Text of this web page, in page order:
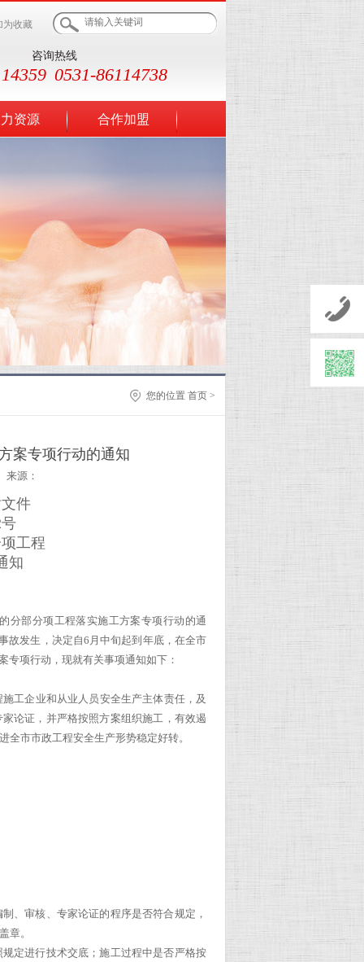
为收藏
咨询热线
0531-86114738
资源 合作加盟
您的位置 首页 >
案专项行动的通知
来源：
件
工程
知
分部分项工程落实施工方案专项行动的通
故发生，决定自6月中旬起到年底，在全市
专项行动，现就有关事项通知如下：
工企业和从业人员安全生产主体责任，及
论证，并严格按照方案组织施工，有效遏
市市政工程安全生产形势稳定好转。
、审核、专家论证的程序是否符合规定，
章。
定进行技术交底；施工过程中是否严格按